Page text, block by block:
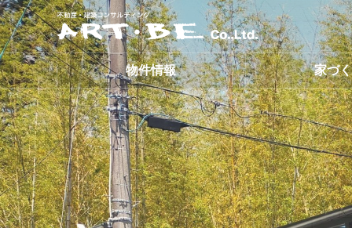
ART・BE株式会社
物件情報
家づ